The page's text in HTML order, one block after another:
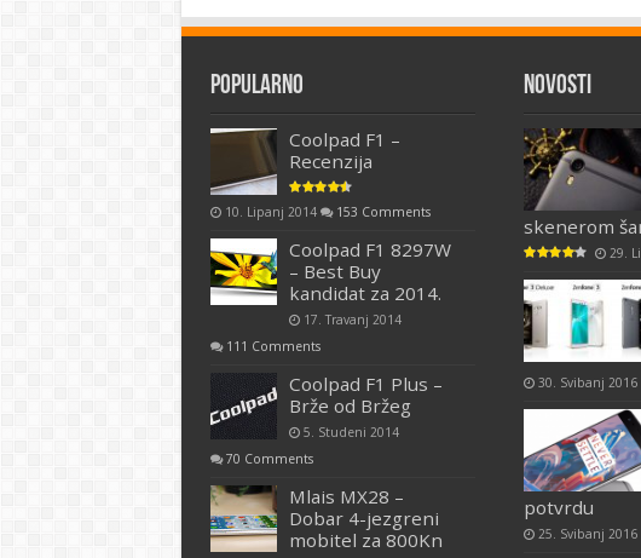
Popularno
Coolpad F1 –
Recenzija
10. Lipanj 2014 153 Comments
Coolpad F1 8297W
– Best Buy
kandidat za 2014.
17. Travanj 2014
111 Comments
Coolpad F1 Plus –
Brže od Bržeg
5. Studeni 2014
70 Comments
Mlais MX28 –
Dobar 4-jezgreni
mobitel za 800Kn
Novosti
skenerom
29.
30. Svibanj 2016
potvrdu
25. Svibanj 2016